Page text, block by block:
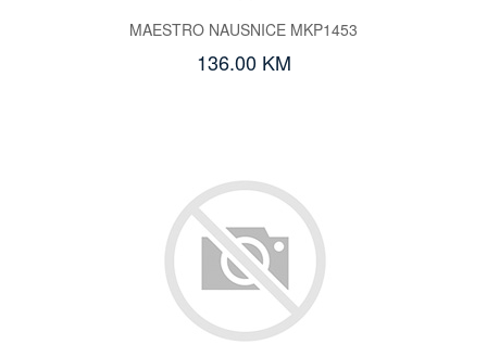
MAESTRO NAUSNICE MKP1453
136.00 KM